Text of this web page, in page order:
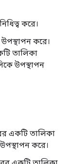
করে।
করে।
তালিকা
উপস্থাপন
একটি তালিকা
করে।